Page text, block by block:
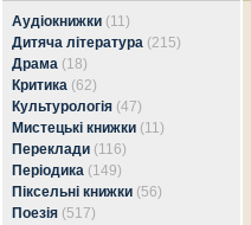
Аудіокнижки (11)
Дитяча література (215)
Драма (18)
Критика (62)
Культурологія (47)
Мистецькі книжки (11)
Переклади (116)
Періодика (149)
Піксельні книжки (56)
Поезія (517)